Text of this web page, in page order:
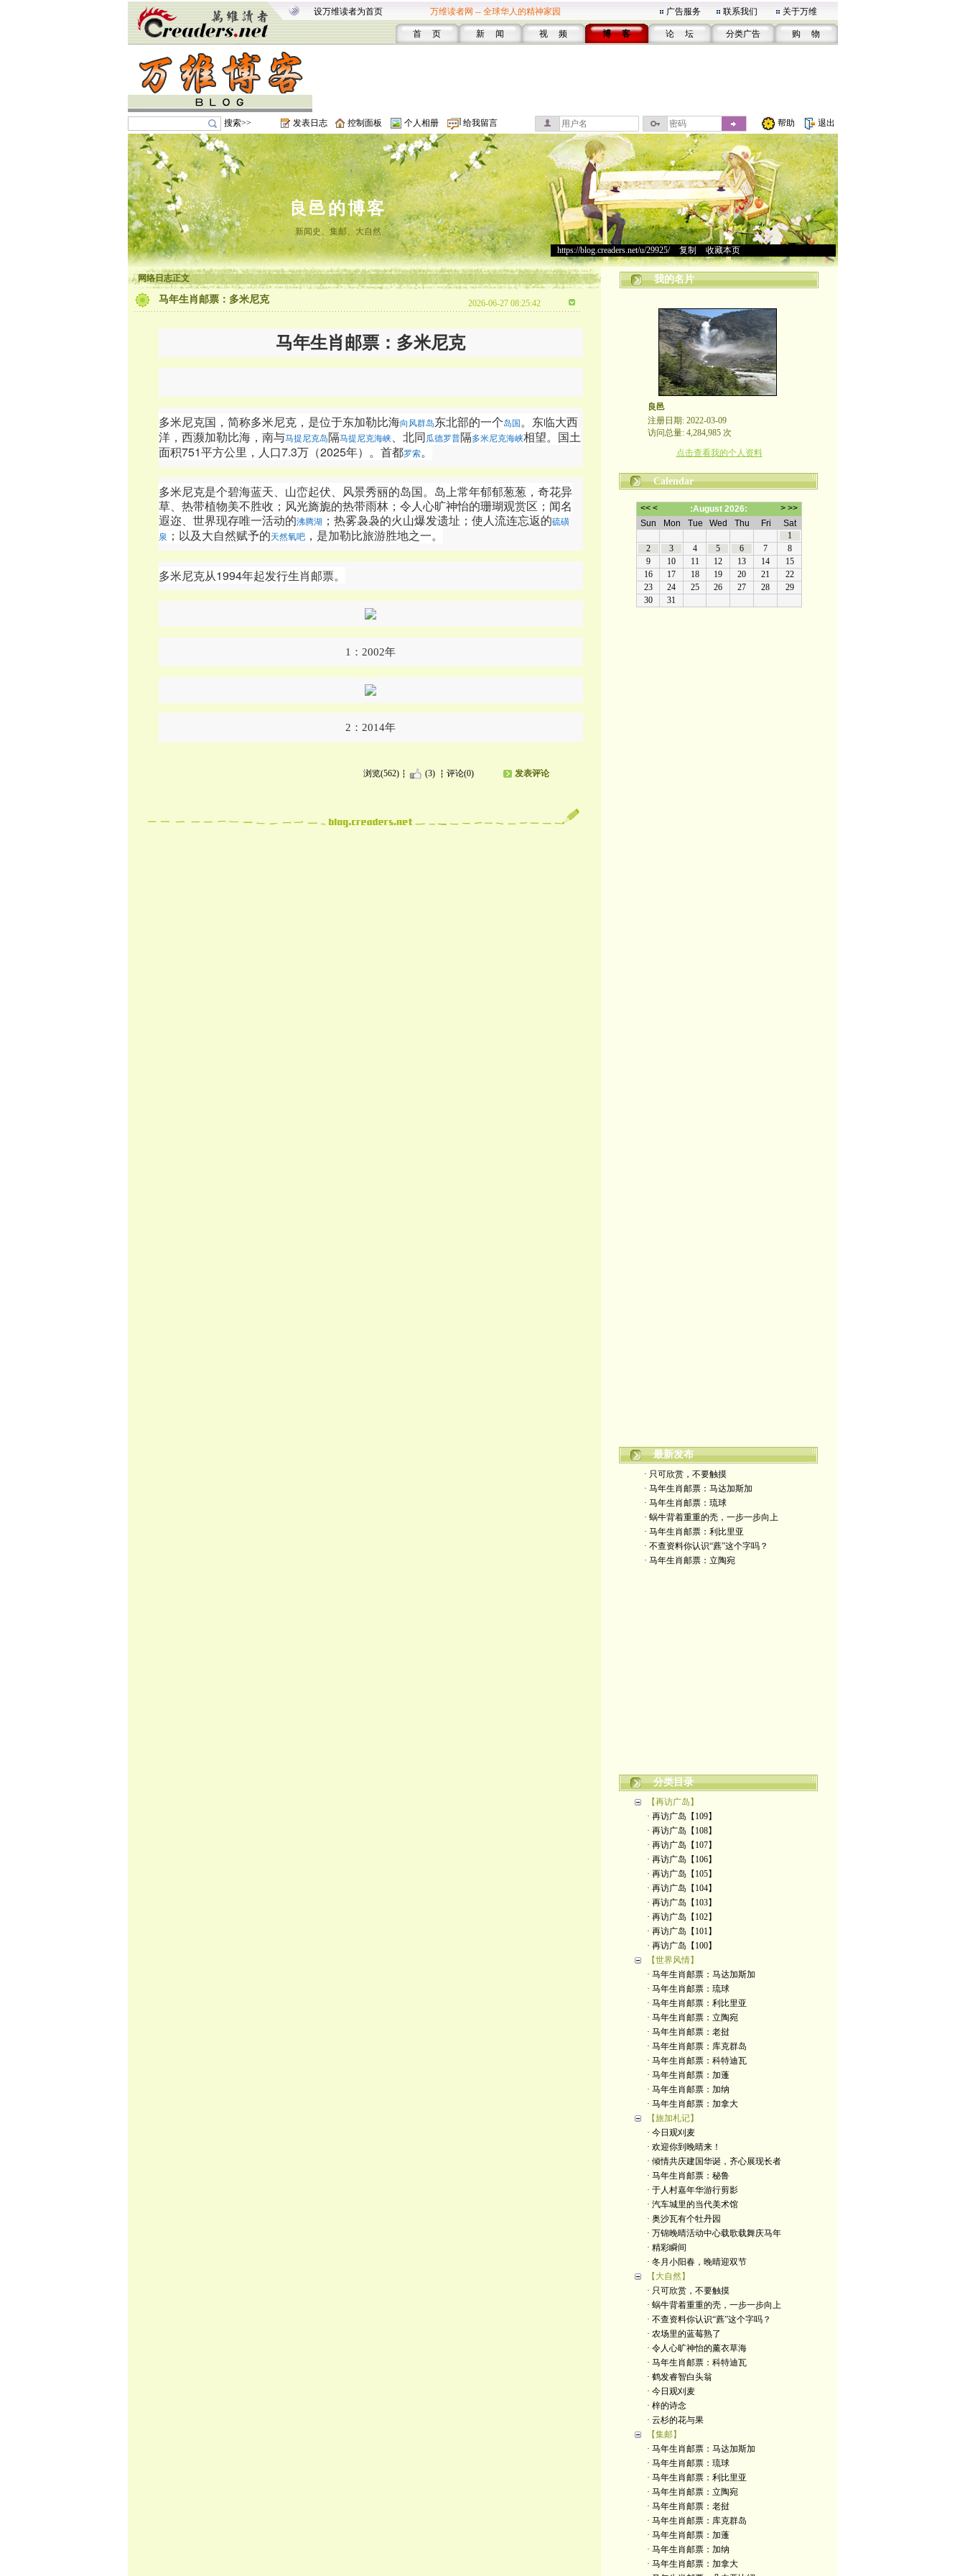
设万维读者为首页 万维读者网 -- 全球华人的精神家园 广告服务 联系我们 关于万维
首 页 新 闻 视 频 博 客 论 坛 分类广告 购 物
搜索>> 发表日志 控制面板 个人相册 给我留言 帮助 退出
良邑的博客
新闻史、集邮、大自然
https://blog.creaders.net/u/29925/> 复制 收藏本页
网络日志正文
马年生肖邮票：多米尼克 2026-06-27 08:25:42
马年生肖邮票：多米尼克
多米尼克国，简称多米尼克，是位于东加勒比海向风群岛东北部的一个岛国。东临大西
洋，西濒加勒比海，南与马提尼克岛隔马提尼克海峡、北同瓜德罗普隔多米尼克海峡相望。国土
面积751平方公里，人口7.3万（2025年） 。 首都罗索。
多米尼克是个碧海蓝天、山峦起伏、风景秀丽的岛国。岛上常年郁郁葱葱，奇花异
草、热带植物美不胜收；风光旖旎的热带雨林；令人心旷神怡的珊瑚观赏区；闻名
遐迩、世界现存唯一活动的沸腾湖；热雾袅袅的火山爆发遗址；使人流连忘返的硫磺
泉 ；以及大自然赋予的天然氧吧，是加勒比旅游胜地之一。
多米尼克从1994年起发行生肖邮票。
1：2002年
2：2014年
浏览(562) (3) 评论(0) 发表评论
我的名片
良邑
注册日期: 2022-03-09
访问总量: 4,284,985 次
点击查看我的个人资料
Calendar
最新发布
· 只可欣赏，不要触摸
· 马年生肖邮票：马达加斯加
· 马年生肖邮票：琉球
· 蜗牛背着重重的壳，一步一步向上
· 马年生肖邮票：利比里亚
· 不查资料你认识“藨”这个字吗？
· 马年生肖邮票：立陶宛
分类目录
【再访广岛】
· 再访广岛【109】
· 再访广岛【108】
· 再访广岛【107】
· 再访广岛【106】
· 再访广岛【105】
· 再访广岛【104】
· 再访广岛【103】
· 再访广岛【102】
· 再访广岛【101】
· 再访广岛【100】
【世界风情】
· 马年生肖邮票：马达加斯加
· 马年生肖邮票：琉球
· 马年生肖邮票：利比里亚
· 马年生肖邮票：立陶宛
· 马年生肖邮票：老挝
· 马年生肖邮票：库克群岛
· 马年生肖邮票：科特迪瓦
· 马年生肖邮票：加蓬
· 马年生肖邮票：加纳
· 马年生肖邮票：加拿大
【旅加札记】
· 今日观刈麦
· 欢迎你到晚晴来！
· 倾情共庆建国华诞，齐心展现长者
· 马年生肖邮票：秘鲁
· 于人村嘉年华游行剪影
· 汽车城里的当代美术馆
· 奥沙瓦有个牡丹园
· 万锦晚晴活动中心载歌载舞庆马年
· 精彩瞬间
· 冬月小阳春，晚晴迎双节
【大自然】
· 只可欣赏，不要触摸
· 蜗牛背着重重的壳，一步一步向上
· 不查资料你认识“藨”这个字吗？
· 农场里的蓝莓熟了
· 令人心旷神怡的薰衣草海
· 马年生肖邮票：科特迪瓦
· 鹤发睿智白头翁
· 今日观刈麦
· 梓的诗念
· 云杉的花与果
【集邮】
· 马年生肖邮票：马达加斯加
· 马年生肖邮票：琉球
· 马年生肖邮票：利比里亚
· 马年生肖邮票：立陶宛
· 马年生肖邮票：老挝
· 马年生肖邮票：库克群岛
· 马年生肖邮票：加蓬
· 马年生肖邮票：加纳
· 马年生肖邮票：加拿大